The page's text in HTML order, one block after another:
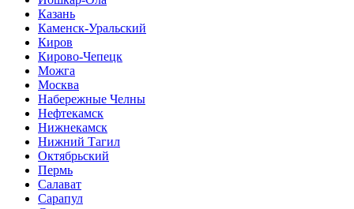
Казань
Каменск-Уральский
Киров
Кирово-Чепецк
Можга
Москва
Набережные Челны
Нефтекамск
Нижнекамск
Нижний Тагил
Октябрьский
Пермь
Салават
Сарапул